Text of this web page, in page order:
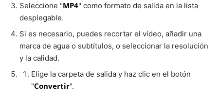
Seleccione "MP4" como formato de salida en la lista
desplegable.
Si es necesario, puedes recortar el vídeo, añadir una
marca de agua o subtítulos, o seleccionar la resolución
y la calidad.
Elige la carpeta de salida y haz clic en el botón
"Convertir".